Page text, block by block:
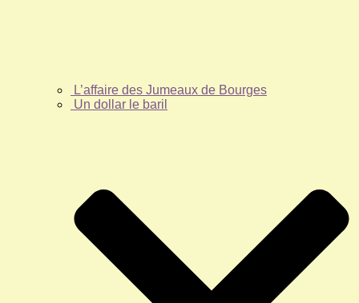
L’affaire des Jumeaux de Bourges
Un dollar le baril